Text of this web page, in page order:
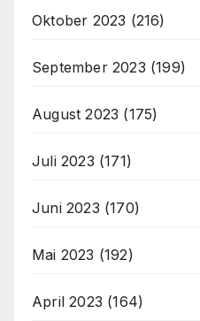
Oktober 2023 (216)
September 2023 (199)
August 2023 (175)
Juli 2023 (171)
Juni 2023 (170)
Mai 2023 (192)
April 2023 (164)